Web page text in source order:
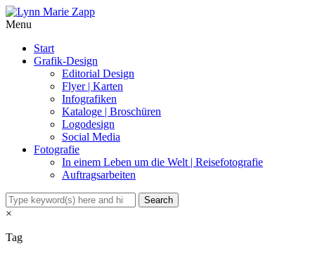
Menu
Start
Grafik-Design
Editorial Design
Flyer | Karten
Infografiken
Kataloge | Broschüren
Logodesign
Social Media
Fotografie
In einem Leben um die Welt | Reisefotografie
Auftragsarbeiten
×
Tag